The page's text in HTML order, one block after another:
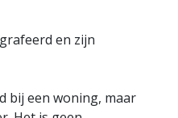
en zijn
bij een woning, maar